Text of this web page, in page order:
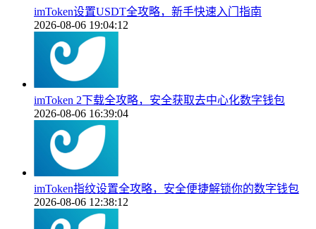
imToken设置USDT全攻略，新手快速入门指南
2026-08-06 19:04:12
imToken 2下载全攻略，安全获取去中心化数字钱包
2026-08-06 16:39:04
imToken指纹设置全攻略，安全便捷解锁你的数字钱包
2026-08-06 12:38:12